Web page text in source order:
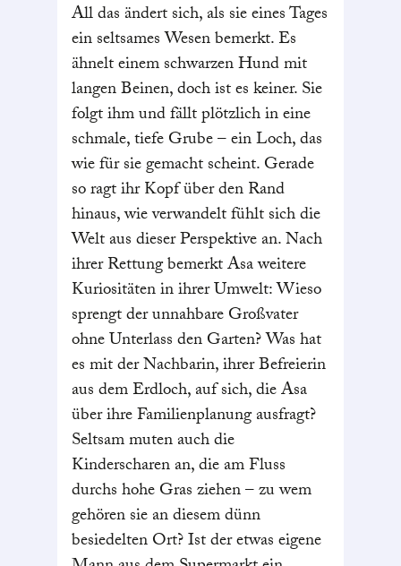
All das ändert sich, als sie eines Tages
ein seltsames Wesen bemerkt. Es
ähnelt einem schwarzen Hund mit
langen Beinen, doch ist es keiner. Sie
folgt ihm und fällt plötzlich in eine
schmale, tiefe Grube – ein Loch, das
wie für sie gemacht scheint. Gerade
so ragt ihr Kopf über den Rand
hinaus, wie verwandelt fühlt sich die
Welt aus dieser Perspektive an. Nach
ihrer Rettung bemerkt Asa weitere
Kuriositäten in ihrer Umwelt: Wieso
sprengt der unnahbare Großvater
ohne Unterlass den Garten? Was hat
es mit der Nachbarin, ihrer Befreierin
aus dem Erdloch, auf sich, die Asa
über ihre Familienplanung ausfragt?
Seltsam muten auch die
Kinderscharen an, die am Fluss
durchs hohe Gras ziehen – zu wem
gehören sie an diesem dünn
besiedelten Ort? Ist der etwas eigene